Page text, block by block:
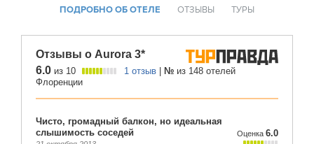
ПОДРОБНО ОБ ОТЕЛЕ ОТЗЫВЫ ТУРЫ